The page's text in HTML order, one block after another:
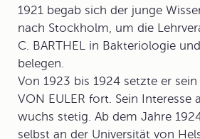
1921 begab sich der junge
nach Stockholm, um die
C. BARTHEL in Bakteriologie
belegen.
Von 1923 bis 1924 setzte er
VON EULER fort. Sein Interesse
wuchs stetig. Ab dem Jahre
selbst an der Universität von